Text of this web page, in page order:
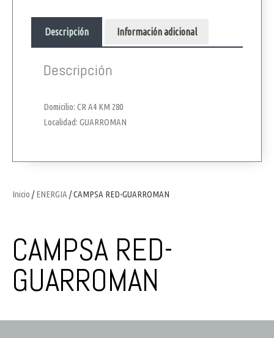
Inicio /ENERGIA / CAMPSA RED-GUARROMAN
CAMPSA RED-
GUARROMAN
Descripción Información adicional
Descripción
Domicilio: CR A4 KM 280
Localidad: GUARROMAN